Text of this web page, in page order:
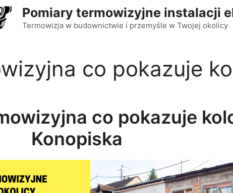
Pomiary termowizyjne instalacji
Termowizja w budownictwie i przemyśle w Twojej okolicy
co pokazuje
co pokazuje
Konopiska